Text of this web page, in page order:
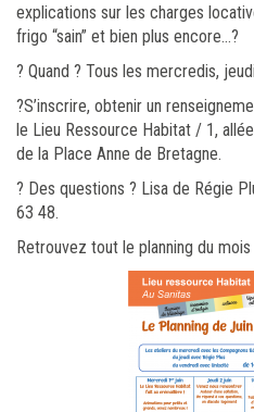
explications sur les charges
frigo “sain” et bien plus encore…?
? Quand ? Tous les mercredis,
?S’inscrire, obtenir un
le Lieu Ressource Habitat / 1,
de la Place Anne de Bretagne.
? Des questions ? Lisa de Régie
63 48.
Retrouvez tout le planning du